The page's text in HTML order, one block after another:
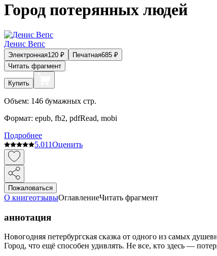
Город потерянных людей
Денис Вепс
Электронная120 ₽ Печатная685 ₽
Читать фрагмент
Купить
Объем: 146 бумажных стр.
Формат: epub, fb2, pdfRead, mobi
Подробнее
5.011Оценить
Пожаловаться
О книгеотзывыОглавлениеЧитать фрагмент
аннотация
Новогодняя петербургская сказка от одного из самых
Город, что ещё способен удивлять. Не все, кто здесь —